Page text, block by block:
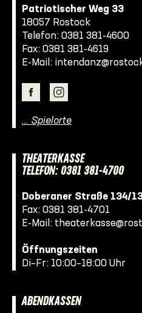
Patriotischer Weg 33
18057 Rostock
Telefon: 0381 381-4600
Fax: 0381 381-4619
E-Mail:
… Spielorte
THEATERKASSE
TELEFON: 0381 381-4700
Doberaner Straße 134/
Fax: 0381 381-4701
E-Mail:
Öffnungszeiten
Di–Fr: 10:00–18:00 Uhr
ABENDKASSEN